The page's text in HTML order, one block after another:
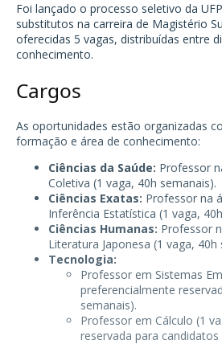
Foi lançado o processo seletivo da
substitutos na carreira de Magistério
oferecidas 5 vagas, distribuídas entre
conhecimento.
Cargos
As oportunidades estão organizadas
formação e área de conhecimento:
Ciências da Saúde: Professor
Coletiva (1 vaga, 40h semanais).
Ciências Exatas: Professor na
Inferência Estatística (1 vaga,
Ciências Humanas: Professor
Literatura Japonesa (1 vaga, 40h
Tecnologia:
Professor em Sistemas
preferencialmente
semanais).
Professor em Cálculo (1
reservada para